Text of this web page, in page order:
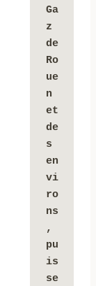
Ga
z
de
Ro
ue
n
et
de
s
en
vi
ro
ns
,
pu
is
se